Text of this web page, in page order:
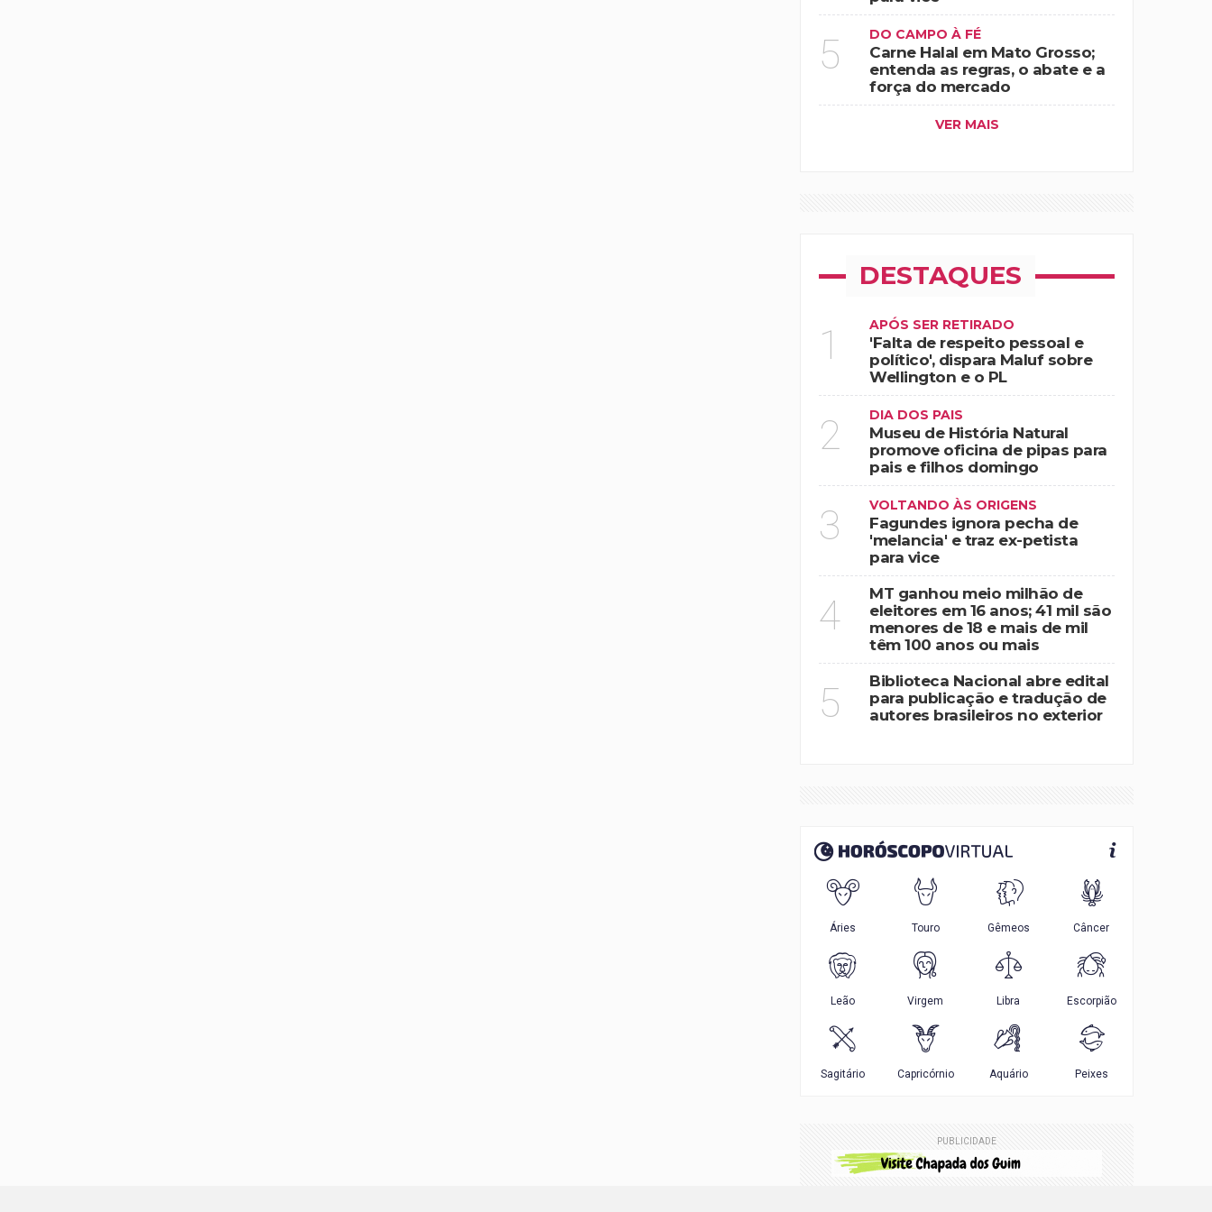
5 DO CAMPO À FÉ
Carne Halal em Mato Grosso;
entenda as regras, o abate e a
força do mercado
VER MAIS
DESTAQUES
1 APÓS SER RETIRADO
'Falta de respeito pessoal e
político', dispara Maluf sobre
Wellington e o PL
2 DIA DOS PAIS
Museu de História Natural
promove oficina de pipas para
pais e filhos domingo
3 VOLTANDO ÀS ORIGENS
Fagundes ignora pecha de
'melancia' e traz ex-petista
para vice
4
MT ganhou meio milhão de
eleitores em 16 anos; 41 mil são
menores de 18 e mais de mil
têm 100 anos ou mais
5
Biblioteca Nacional abre edital
para publicação e tradução de
autores brasileiros no exterior
PUBLICIDADE